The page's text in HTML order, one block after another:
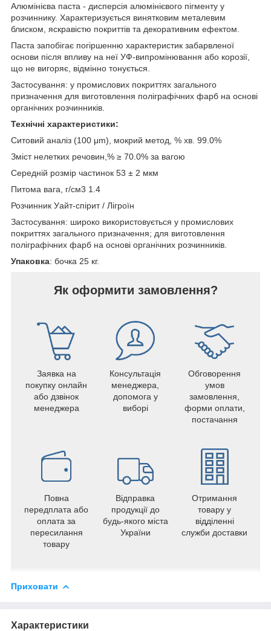
Алюмінієва паста - дисперсія алюмінієвого пігменту у
розчиннику. Характеризується винятковим металевим
блиском, яскравістю покриттів та декоративним ефектом.
Паста запобігає погіршенню характеристик забарвленої
основи після впливу на неї УФ-випромінювання або корозії,
що не вигоряє, відмінно тонується.
Застосування: у промислових покриттях загального
призначення для виготовлення поліграфічних фарб на основі
органічних розчинників.
Технічні характеристики:
Ситовий аналіз (100 μm), мокрий метод, % хв. 99.0%
Зміст нелетких речовин,% ≥ 70.0% за вагою
Середній розмір частинок 53 ± 2 мкм
Питома вага, г/см3 1.4
Розчинник Уайт-спірит / Лігроїн
Застосування: широко використовується у промислових
покриттях загального призначення; для виготовлення
поліграфічних фарб на основі органічних розчинників.
Упаковка: бочка 25 кг.
Як оформити замовлення?
Заявка на
покупку онлайн
або дзвінок
менеджера
Консультація
менеджера,
допомога у
виборі
Обговорення
умов
замовлення,
форми оплати,
постачання
Повна
передплата або
оплата за
пересилання
товару
Відправка
продукції до
будь-якого міста
України
Отримання
товару у
відділенні
служби доставки
Приховати
Характеристики